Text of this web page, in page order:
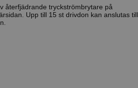
återfjädrande tryckströmbrytare på
Upp till 15 st drivdon kan anslutas till